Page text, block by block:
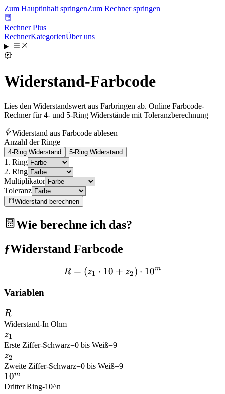
Zum Hauptinhalt springenZum Rechner springen
Rechner Plus
RechnerKategorienÜber uns
Widerstand-Farbcode
Lies den Widerstandswert aus Farbringen ab. Online Farbcode-
Rechner für 4- und 5-Ring Widerstände mit Toleranzberechnung
Widerstand aus Farbcode ablesen
Anzahl der Ringe
4-Ring Widerstand 5-Ring Widerstand
1. Ring
2. Ring
Multiplikator
Toleranz
Widerstand berechnen
Wie berechne ich das?
ƒWiderstand Farbcode
R = (z_1 \cdot 10 + z_2)
R = (z1 ⋅ 10 + z2) ⋅ 10m
Variablen
R
R
Widerstand-In Ohm
z_1
z1
Erste Ziffer-Schwarz=0 bis Weiß=9
z_2
z2
Zweite Ziffer-Schwarz=0 bis Weiß=9
10^m
10m
Dritter Ring-10^n